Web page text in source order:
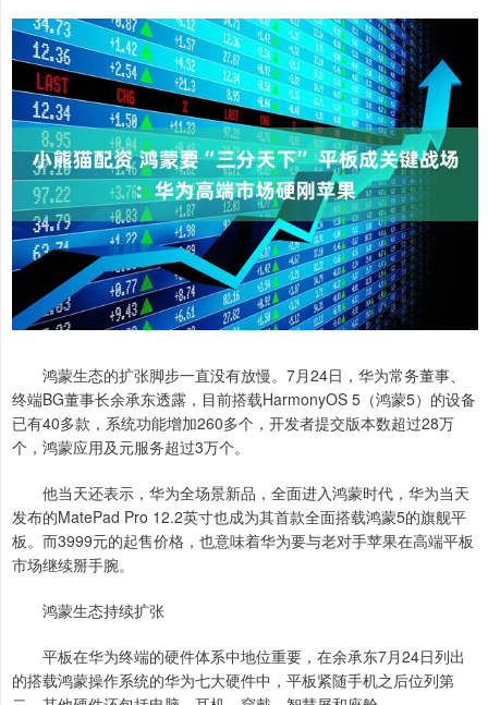
鸿蒙生态的扩张脚步一直没有放慢。7月24日，华为常务董事、
终端BG董事长余承东透露，目前搭载HarmonyOS 5（鸿蒙5）的设备
已有40多款，系统功能增加260多个，开发者提交版本数超过28万
个，鸿蒙应用及元服务超过3万个。
他当天还表示，华为全场景新品，全面进入鸿蒙时代，华为当天
发布的MatePad Pro 12.2英寸也成为其首款全面搭载鸿蒙5的旗舰平
板。而3999元的起售价格，也意味着华为要与老对手苹果在高端平板
市场继续掰手腕。
鸿蒙生态持续扩张
平板在华为终端的硬件体系中地位重要，在余承东7月24日列出
的搭载鸿蒙操作系统的华为七大硬件中，平板紧随手机之后位列第